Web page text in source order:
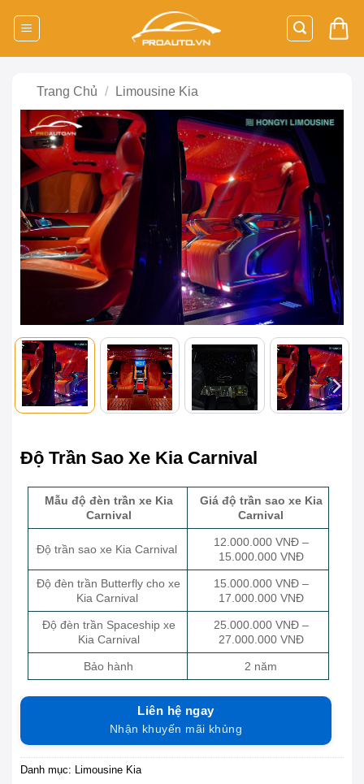
Trang Chủ / Limousine Kia
Độ Trần Sao Xe Kia Carnival
Mẫu độ đèn trần xe Kia
Carnival
Giá độ trần sao xe Kia
Carnival
Độ trần sao xe Kia Carnival
12.000.000 VNĐ –
15.000.000 VNĐ
Độ đèn trần Butterfly cho xe
Kia Carnival
15.000.000 VNĐ –
17.000.000 VNĐ
Độ đèn trần Spaceship xe
Kia Carnival
25.000.000 VNĐ –
27.000.000 VNĐ
Bảo hành 2 năm
Liên hệ ngay
Nhận khuyến mãi khủng
Danh mục: Limousine Kia